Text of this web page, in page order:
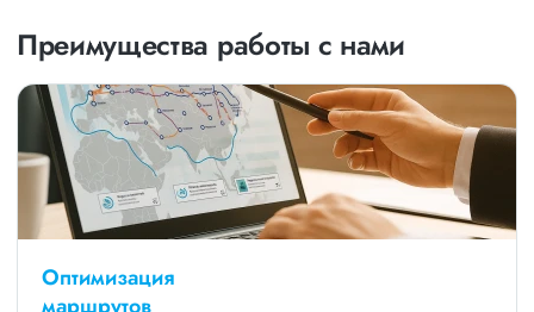
Преимущества работы с нами
Оптимизация